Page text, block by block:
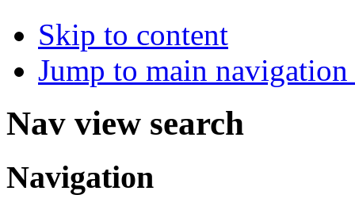
Skip to content
Jump to main
Nav view search
Navigation